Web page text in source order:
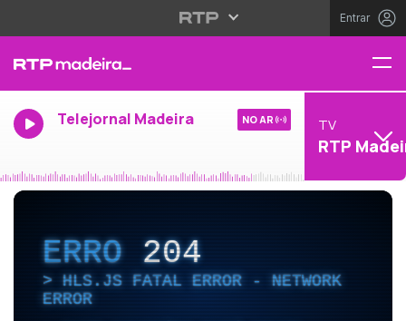
Entrar
Telejornal Madeira NO AR TV
RTP
ERRO204
HLS.JS FATAL ERROR - NETWORK
ERROR